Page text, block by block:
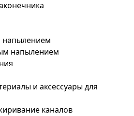
напылением
и аксессуары для
каналов